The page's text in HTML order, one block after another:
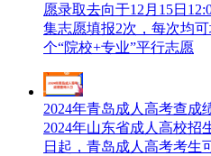
愿录取去向于12月15日
集志愿填报2次，每次均
个“院校+专业”平行志愿
2024年青岛成人高考查成
2024年山东省成人高校招
日起，青岛成人高考考生